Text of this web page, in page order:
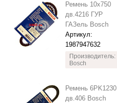
Ремень 10x750
дв.4216 ГУР
ГАЗель Bosch
Артикул:
1987947632
Производитель:
Bosch
Ремень 6PK1230
дв.406 Bosch